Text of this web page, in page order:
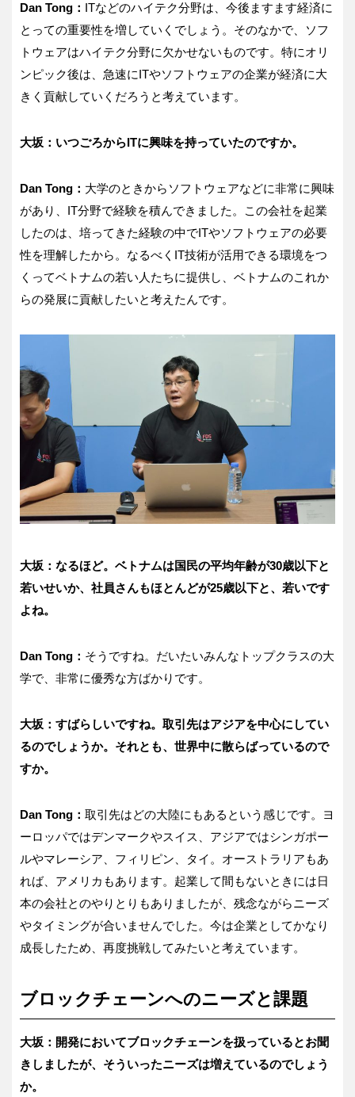
Dan Tong： ITなどのハイテク分野は、今後ますます経済に
とっての重要性を増していくでしょう。そのなかで、ソフ
トウェアはハイテク分野に欠かせないものです。特にオリ
ンピック後は、急速にITやソフトウェアの企業が経済に大
きく貢献していくだろうと考えています。
大坂：いつごろからITに興味を持っていたのですか。
Dan Tong： 大学のときからソフトウェアなどに非常に興味
があり、IT分野で経験を積んできました。この会社を起業
したのは、培ってきた経験の中でITやソフトウェアの必要
性を理解したから。なるべくIT技術が活用できる環境をつ
くってベトナムの若い人たちに提供し、ベトナムのこれか
らの発展に貢献したいと考えたんです。
大坂：なるほど。ベトナムは国民の平均年齢が30歳以下と
若いせいか、社員さんもほとんどが25歳以下と、若いです
よね。
Dan Tong： そうですね。だいたいみんなトップクラスの大
学で、非常に優秀な方ばかりです。
大坂：すばらしいですね。取引先はアジアを中心にしてい
るのでしょうか。それとも、世界中に散らばっているので
すか。
Dan Tong： 取引先はどの大陸にもあるという感じです。ヨ
ーロッパではデンマークやスイス、アジアではシンガポー
ルやマレーシア、フィリピン、タイ。オーストラリアもあ
れば、アメリカもあります。起業して間もないときには日
本の会社とのやりとりもありましたが、残念ながらニーズ
やタイミングが合いませんでした。今は企業としてかなり
成長したため、再度挑戦してみたいと考えています。
ブロックチェーンへのニーズと課題
大坂：開発においてブロックチェーンを扱っているとお聞
きしましたが、そういったニーズは増えているのでしょう
か。